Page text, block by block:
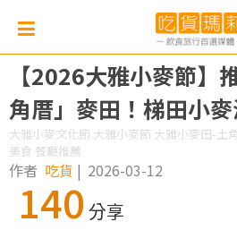
【2026大雅小麥節】
角厝」麥田！梯田小
大雅小麥文化節 大雅小麥節 大雅小麥田-土
美食 餐廳推薦
作者 吃貨 | 2026-03-12
140 分享